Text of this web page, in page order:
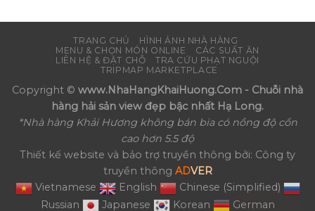
TRANG CHỦ
HÌNH ẢNH NHÀ HÀNG
MENU & CHỌN MÓN ONLINE
CÁC SUẤT ĂN
LIÊN HỆ & ĐẶT CHỖ
TRA CỨU PHẠT NGUỘI
TRIPMAP MARKETPLACE
Copyright © www.NhaHangKhaiHuong.Com - Chuỗi nhà
hàng hải sản view đẹp bậc nhất Hạ Long.
*Nhà hàng Khải Hương không bán bia có nồng độ cồn
cao hơn 5.5 độ
Thiết kế website và bảo trợ truyền thông bởi: Công ty
truyền thông ADVER
Vietnamese
English
Chinese (Simplified)
Russian
Japanese Korean German